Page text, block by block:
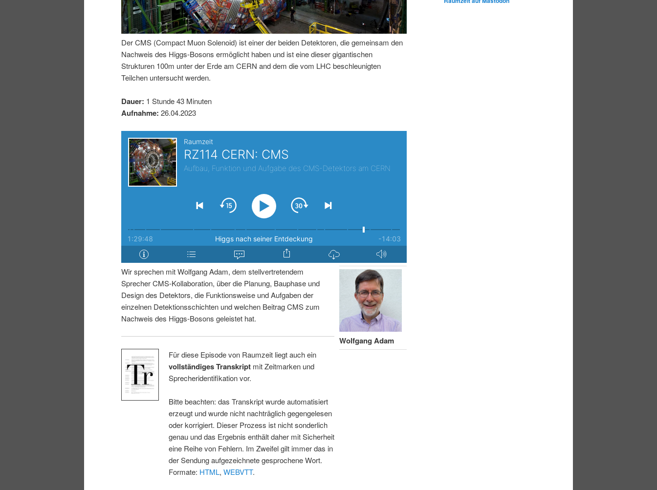
I
l
t
s
p
i
g
e
n
e
h
a
l
t
p
i
n
g
e
n
Der CMS (Compact Muon Solenoid) ist einer der beiden Detektoren, die gemeinsam den
Nachweis des Higgs-Bosons ermöglicht haben und ist eine dieser gigantischen
Strukturen 100m unter der Erde am CERN and dem die vom LHC beschleunigten
Teilchen untersucht werden.
Dauer: 1 Stunde 43 Minuten
Aufnahme: 26.04.2023
Wolfgang Adam
Wir sprechen mit Wolfgang Adam, dem stellvertretendem
Sprecher CMS-Kollaboration, über die Planung, Bauphase und
Design des Detektors, die Funktionsweise und Aufgaben der
einzelnen Detektionsschichten und welchen Beitrag CMS zum
Nachweis des Higgs-Bosons geleistet hat.
Für diese Episode von Raumzeit liegt auch ein
vollständiges Transkriptmit Zeitmarken und
Sprecheridentifikation vor.
Bitte beachten: das Transkript wurde automatisiert
erzeugt und wurde nicht nachträglich gegengelesen
oder korrigiert. Dieser Prozess ist nicht sonderlich
genau und das Ergebnis enthält daher mit Sicherheit
eine Reihe von Fehlern. Im Zweifel gilt immer das in
der Sendung aufgezeichnete gesprochene Wort.
Formate: HTML, WEBVTT.